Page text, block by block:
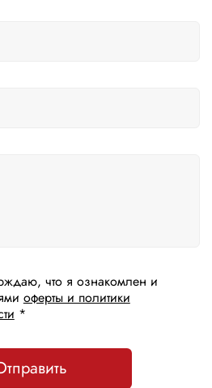
что я ознакомлен и
оферты и политики
*